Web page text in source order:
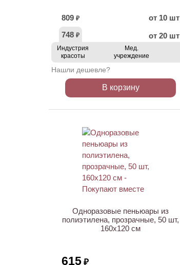
809 ₽
от 10 шт
748 ₽ от 20 шт
Индустрия
красоты
Мед.
учреждение
Нашли дешевле?
В корзину
Одноразовые пеньюары из
полиэтилена, прозрачные, 50 шт,
160х120 см
615 ₽